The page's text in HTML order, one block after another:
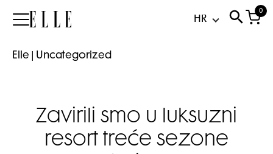
Elle
0
Elle Uncategorized
Zavirili smo u luksuzni
resort treće sezone